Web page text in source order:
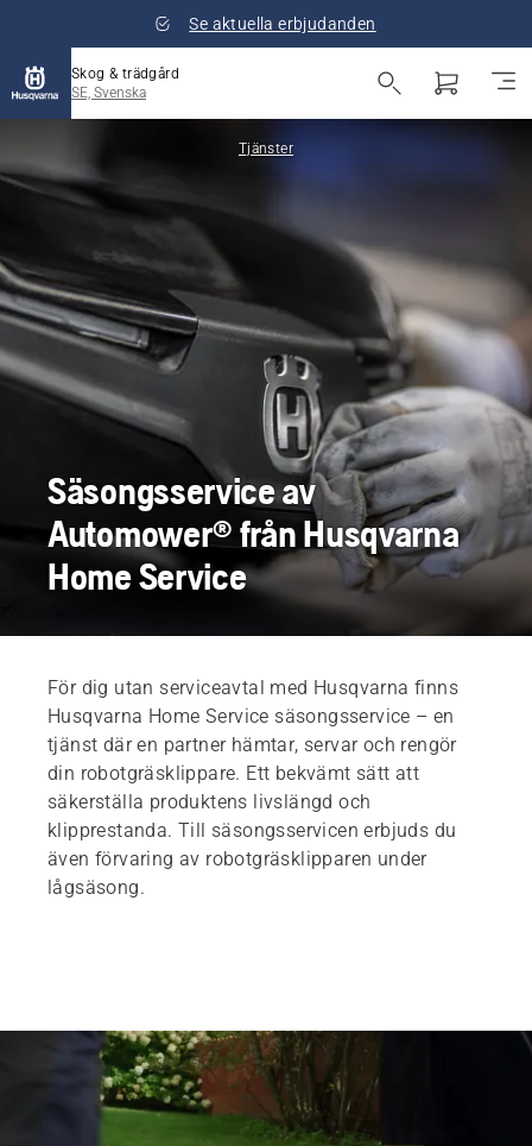
Se aktuella erbjudanden
Skog & trädgård
SE, Svenska
Tjänster
Säsongsservice av
Automower® från Husqvarna
Home Service
För dig utan serviceavtal med Husqvarna finns
Husqvarna Home Service säsongsservice – en
tjänst där en partner hämtar, servar och rengör
din robotgräsklippare. Ett bekvämt sätt att
säkerställa produktens livslängd och
klipprestanda. Till säsongsservicen erbjuds du
även förvaring av robotgräsklipparen under
lågsäsong.